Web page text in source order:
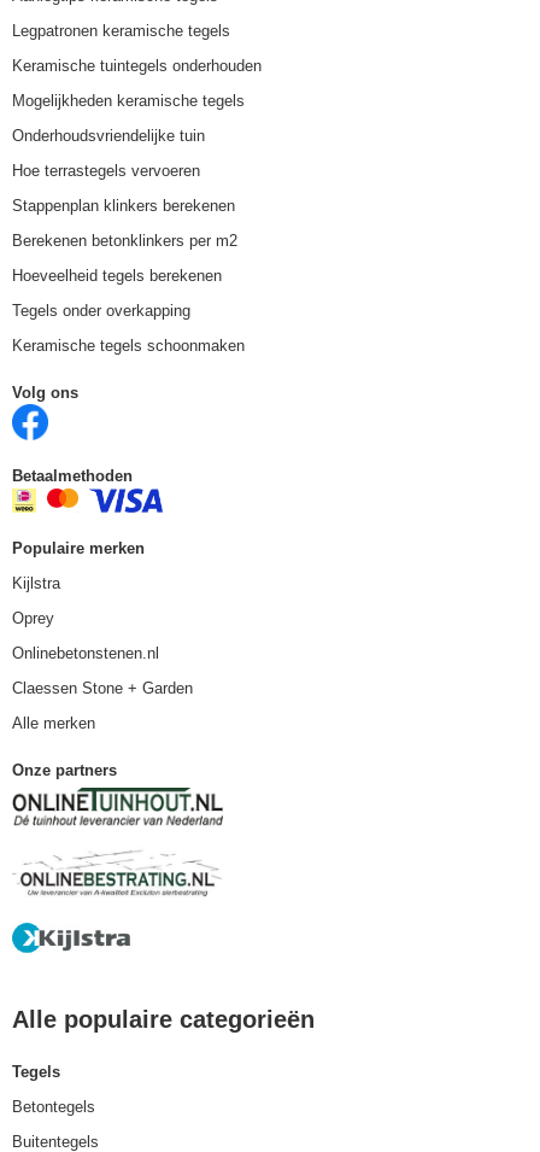
Legpatronen keramische tegels
Keramische tuintegels onderhouden
Mogelijkheden keramische tegels
Onderhoudsvriendelijke tuin
Hoe terrastegels vervoeren
Stappenplan klinkers berekenen
Berekenen betonklinkers per m2
Hoeveelheid tegels berekenen
Tegels onder overkapping
Keramische tegels schoonmaken
Volg ons
Betaalmethoden
Populaire merken
Kijlstra
Oprey
Onlinebetonstenen.nl
Claessen Stone + Garden
Alle merken
Onze partners
Alle populaire categorieën
Tegels
Betontegels
Buitentegels